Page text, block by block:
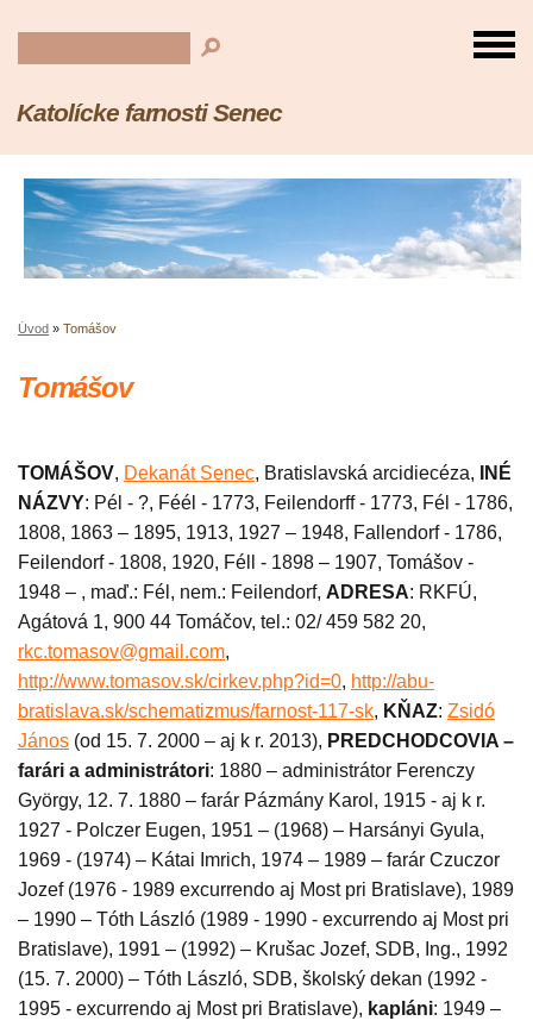
Katolícke farnosti Senec
Úvod » Tomášov
Tomášov
TOMÁŠOV, Dekanát Senec, Bratislavská arcidiecéza,
INÉ
NÁZVY: Pél - ?, Féél - 1773, Feilendorff - 1773, Fél - 1786,
1808, 1863 – 1895, 1913, 1927 – 1948, Fallendorf - 1786,
Feilendorf - 1808, 1920, Féll - 1898 – 1907, Tomášov -
1948 – , maď.: Fél, nem.: Feilendorf, ADRESA: RKFÚ,
Agátová 1, 900 44 Tomáčov, tel.: 02/ 459 582 20,
rkc.tomasov@gmail.com,
http://www.tomasov.sk/cirkev.php?id=0, http://abu-
bratislava.sk/schematizmus/farnost-117-sk, KŇAZ: Zsidó
János (od 15. 7. 2000 – aj k r. 2013), PREDCHODCOVIA –
farári a administrátori: 1880 – administrátor Ferenczy
György, 12. 7. 1880 – farár Pázmány Karol, 1915 - aj k r.
1927 - Polczer Eugen, 1951 – (1968) – Harsányi Gyula,
1969 - (1974) – Kátai Imrich, 1974 – 1989 – farár Czuczor
Jozef (1976 - 1989 excurrendo aj Most pri Bratislave), 1989
– 1990 – Tóth László (1989 - 1990 - excurrendo aj Most pri
Bratislave), 1991 – (1992) – Krušac Jozef, SDB, Ing., 1992
(15. 7. 2000) – Tóth László, SDB, školský dekan (1992 -
1995 - excurrendo aj Most pri Bratislave), kapláni: 1949 –